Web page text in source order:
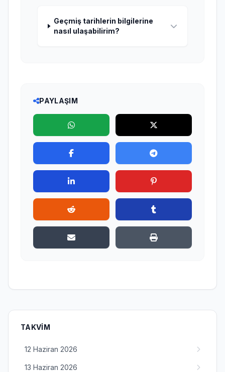
Geçmiş tarihlerin bilgilerine
nasıl ulaşabilirim?
PAYLAŞIM
TAKVIM
12 Haziran 2026
13 Haziran 2026